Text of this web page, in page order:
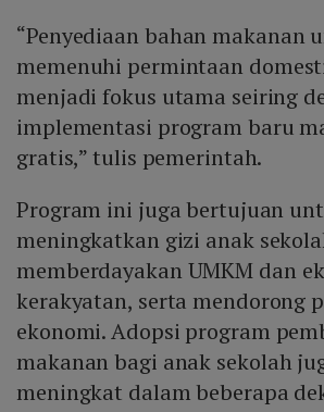
“Penyediaan bahan makanan
memenuhi permintaan
menjadi fokus utama seiring
implementasi program baru
gratis,” tulis pemerintah.
Program ini juga bertujuan
meningkatkan gizi anak
memberdayakan UMKM dan
kerakyatan, serta mendorong
ekonomi. Adopsi program
makanan bagi anak sekolah
meningkat dalam beberapa